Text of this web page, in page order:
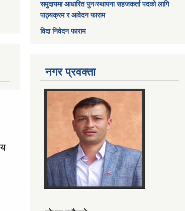
समुदायमा आधारित पुनःस्थापना सहजकर्ता पदको लागि
पाठ्यक्रम र आवेदन फाराम
विदा निवेदन फाराम
नगर प्रवक्ता